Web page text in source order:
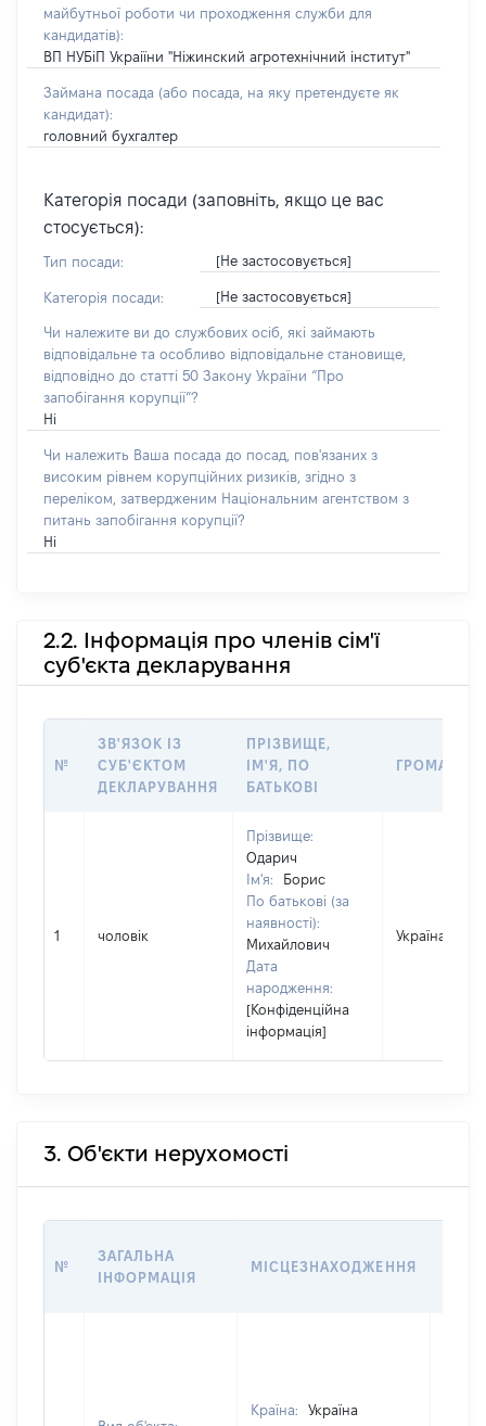
майбутньої роботи чи проходження служби для
кандидатів):
ВП НУБіП Украіїни "Ніжинский агротехнічний інститут"
Займана посада (або посада, на яку претендуєте як
кандидат):
головний бухгалтер
Категорія посади (заповніть, якщо це вас
стосується):
Тип посади: [Не застосовується]
Категорія посади: [Не застосовується]
Чи належите ви до службових осіб, які займають
відповідальне та особливо відповідальне становище,
відповідно до статті 50 Закону України “Про
запобігання корупції”?
Ні
Чи належить Ваша посада до посад, пов'язаних з
високим рівнем корупційних ризиків, згідно з
переліком, затвердженим Національним агентством з
питань запобігання корупції?
Ні
2.2. Інформація про членів сім'ї
суб'єкта декларування
№
ЗВ'ЯЗОК ІЗ
СУБ'ЄКТОМ
ДЕКЛАРУВАННЯ
ПРІЗВИЩЕ,
ІМ'Я, ПО
БАТЬКОВІ
1 чоловік
Прізвище:
Одарич
Ім'я:
Борис
По батькові (за
наявності):
Михайлович
Дата
народження:
[Конфіденційна
інформація]
Україна
3. Об'єкти нерухомості
№
ЗАГАЛЬНА
ІНФОРМАЦІЯ
МІСЦЕЗНАХОДЖЕННЯ
Країна:
Україна